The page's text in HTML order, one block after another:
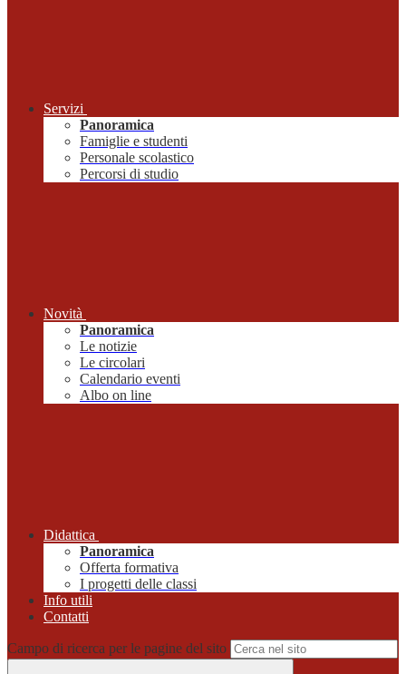
Servizi
Panoramica
Famiglie e studenti
Personale scolastico
Percorsi di studio
Novità
Panoramica
Le notizie
Le circolari
Calendario eventi
Albo on line
Didattica
Panoramica
Offerta formativa
I progetti delle classi
Info utili
Contatti
Campo di ricerca per le pagine del sito